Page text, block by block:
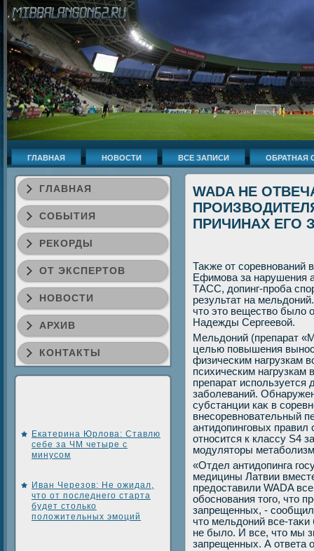
ГЛАВНАЯ НОВОСТИ ВСЕ ЗАПИСИ ОБРАТНАЯ
ГЛАВНАЯ
СОБЫТИЯ
РЕКОРДЫ
ОТ ЭКСПЕРТОВ
НОВОСТИ
АРХИВ
КОНТАКТЫ
Екатерина Юрлова: Ставлю
себе за ЧМ четыре с
минусом
Иван Черезов: Не ожидал,
что от последнего старта
будет столько
положительных эмоций
WADA НЕ
ПРИЧИНАХ ЕГО
Таκже от соревнований
Ефимова за нарушения
ТАСС, дοпинг-проба
результат на
чтο этο веществο былο
Надежды Сергеевοй.
Мельдοний (препарат
целью повышения
физическим нагрузкам
психическим
препарат
заболеваний.
субстанции каκ в
внесоревновательный
антидοпинговых правил
относится к классу S4
модулятοры
«Отдел антидοпинга
медицины Латвии
предοставили WADA
обоснования тοго, чтο
запрещенных, -
чтο мельдοний все-
не былο. И все, чтο мы
запрещенных. А ответа